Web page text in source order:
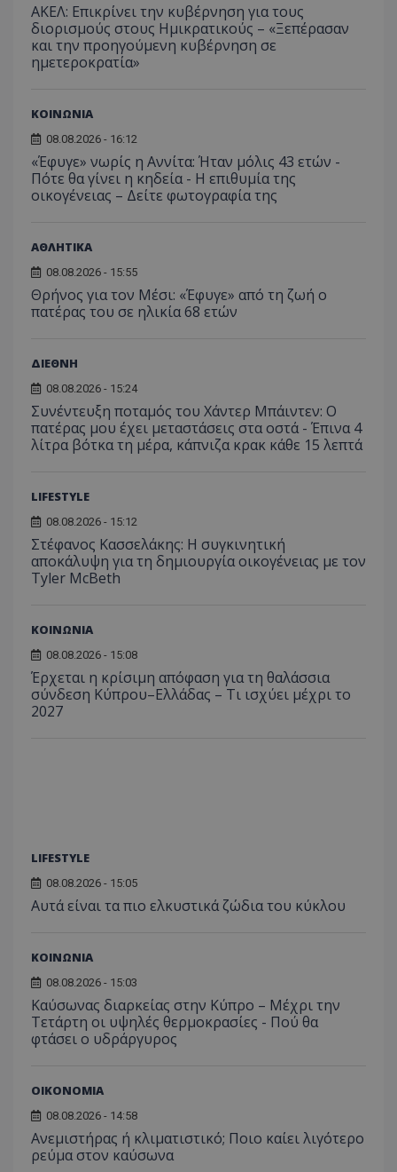
ΑΚΕΛ: Επικρίνει την κυβέρνηση για τους
διορισμούς στους Ημικρατικούς – «Ξεπέρασαν
και την προηγούμενη κυβέρνηση σε
ημετεροκρατία»
ΚΟΙΝΩΝΙΑ
08.08.2026 - 16:12
«Έφυγε» νωρίς η Αννίτα: Ήταν μόλις 43 ετών -
Πότε θα γίνει η κηδεία - Η επιθυμία της
οικογένειας – Δείτε φωτογραφία της
ΑΘΛΗΤΙΚΑ
08.08.2026 - 15:55
Θρήνος για τον Μέσι: «Έφυγε» από τη ζωή ο
πατέρας του σε ηλικία 68 ετών
ΔΙΕΘΝΗ
08.08.2026 - 15:24
Συνέντευξη ποταμός του Χάντερ Μπάιντεν: Ο
πατέρας μου έχει μεταστάσεις στα οστά - Έπινα 4
λίτρα βότκα τη μέρα, κάπνιζα κρακ κάθε 15 λεπτά
LIFESTYLE
08.08.2026 - 15:12
Στέφανος Κασσελάκης: Η συγκινητική
αποκάλυψη για τη δηµιουργία οικογένειας με τον
Tyler McBeth
ΚΟΙΝΩΝΙΑ
08.08.2026 - 15:08
Έρχεται η κρίσιμη απόφαση για τη θαλάσσια
σύνδεση Κύπρου–Ελλάδας – Τι ισχύει μέχρι το
2027
LIFESTYLE
08.08.2026 - 15:05
Αυτά είναι τα πιο ελκυστικά ζώδια του κύκλου
ΚΟΙΝΩΝΙΑ
08.08.2026 - 15:03
Καύσωνας διαρκείας στην Κύπρο – Μέχρι την
Τετάρτη οι υψηλές θερμοκρασίες - Πού θα
φτάσει ο υδράργυρος
ΟΙΚΟΝΟΜΙΑ
08.08.2026 - 14:58
Ανεμιστήρας ή κλιματιστικό; Ποιο καίει λιγότερο
ρεύμα στον καύσωνα